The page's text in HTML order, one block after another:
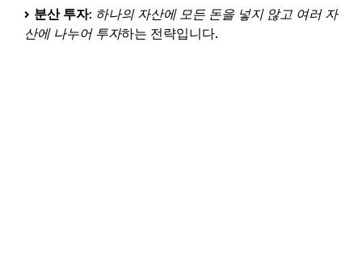
분산 투자: 하나의 자산에 모든 돈을 넣지 않고 여러 자
산에 나누어 투자하는 전략입니다.